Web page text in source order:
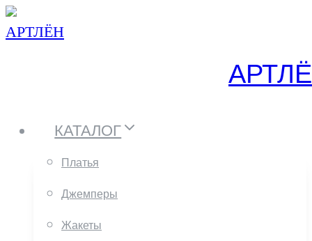
Перейти
КАТАЛОГ
Платья
Джемперы
Жакеты